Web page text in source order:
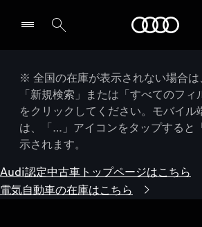
※ 全国の在庫が表示されない場合
「新規検索」または「すべてのフィ
をクリックしてください。モバイル
は、「…」アイコンをタップすると
示されます。
Audi認定中古車トップページはこちら
電気自動車の在庫はこちら